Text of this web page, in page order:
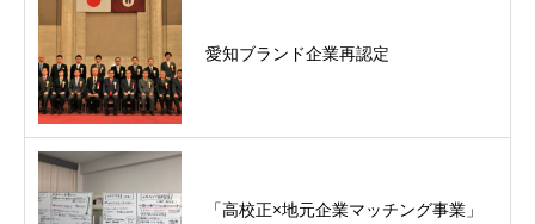
愛知ブランド企業再認定
「高校正×地元企業マッチング事業」